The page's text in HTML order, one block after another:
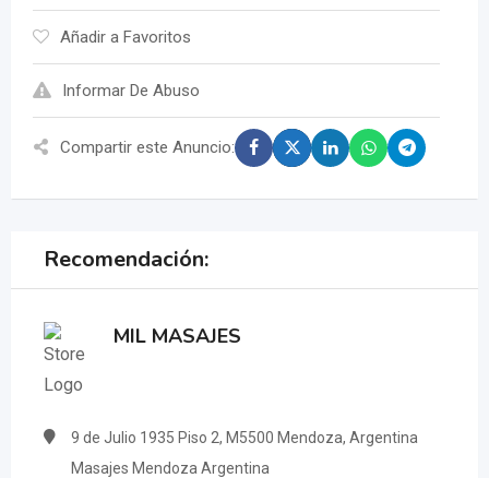
Añadir a Favoritos
Informar De Abuso
Compartir este Anuncio:
Recomendación:
MIL MASAJES
9 de Julio 1935 Piso 2, M5500 Mendoza, Argentina
Masajes Mendoza Argentina